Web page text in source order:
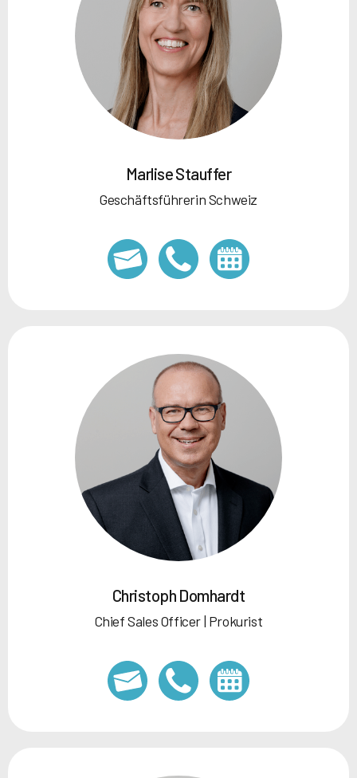
Marlise Stauffer
Geschäftsführerin Schweiz
Christoph Domhardt
Chief Sales Officer | Prokurist